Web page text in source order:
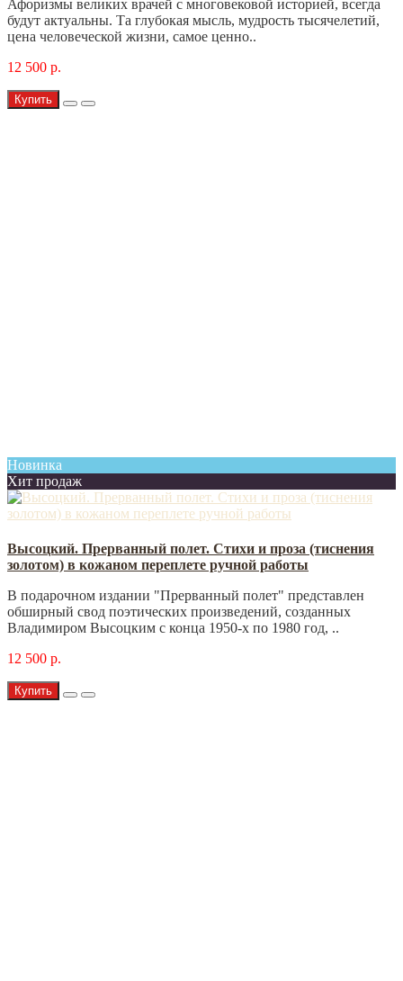
Афоризмы великих врачей с многовековой историей, всегда
будут актуальны. Та глубокая мысль, мудрость тысячелетий,
цена человеческой жизни, самое ценно..
12 500 р.
Купить
Новинка
Хит продаж
Высоцкий. Прерванный полет. Стихи и проза (тиснения
золотом) в кожаном переплете ручной работы
В подарочном издании "Прерванный полет" представлен
обширный свод поэтических произведений, созданных
Владимиром Высоцким с конца 1950-х по 1980 год, ..
12 500 р.
Купить